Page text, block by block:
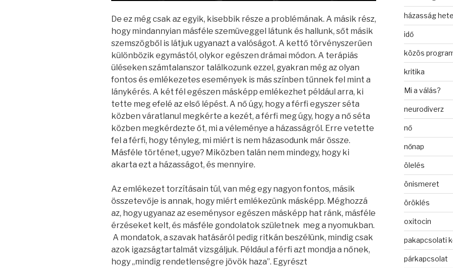
De ez még csak az egyik, kisebbik része a problémának. A másik rész,
hogy mindannyian másféle szemüveggel látunk és hallunk, sőt másik
szemszögből is látjuk ugyanazt a valóságot. A kettő törvényszerűen
különbözik egymástól, olykor egészen drámai módon. A terápiás
üléseken számtalanszor találkozunk ezzel, gyakran még az olyan
fontos és emlékezetes események is más színben tűnnek fel mint a
lánykérés. A két fél egészen másképp emlékezhet például arra, ki
tette meg efelé az első lépést. A nő úgy, hogy a férfi egyszer séta
közben váratlanul megkérte a kezét, a férfi meg úgy, hogy a nő séta
közben megkérdezte őt, mi a véleménye a házasságról. Erre vetette
fel a férfi, hogy tényleg, mi miért is nem házasodunk már össze.
Másféle történet, ugye? Miközben talán nem mindegy, hogy ki
akarta ezt a házasságot, és mennyire.
Az emlékezet torzításain túl, van még egy nagyon fontos, másik
összetevője is annak, hogy miért emlékezünk másképp. Méghozzá
az, hogy ugyanaz az eseménysor egészen másképp hat ránk, másféle
érzéseket kelt, és másféle gondolatok születnek meg a nyomukban.
A mondatok, a szavak hatásáról pedig ritkán beszélünk, mindig csak
azok igazságtartalmát vizsgáljuk. Például a férfi azt mondja a nőnek,
hogy „mindig rendetlenségre jövök haza”. Egyrészt
házasság hete
idő
közös
kritika
Mi a válás?
neurodiverz
nő
nőnap
ölelés
önismeret
öröklés
oxitocin
pakapcsolati
párkapcsolat